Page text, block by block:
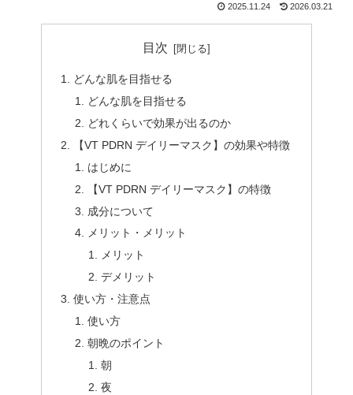
2025.11.24 2026.03.21
目次
どんな肌を目指せる
どんな肌を目指せる
どれくらいで効果が出るのか
【VT PDRN デイリーマスク】の効果や特徴
はじめに
【VT PDRN デイリーマスク】の特徴
成分について
メリット・メリット
メリット
デメリット
使い方・注意点
使い方
朝晩のポイント
朝
夜